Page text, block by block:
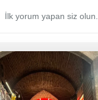
İlk yorum yapan siz olun.